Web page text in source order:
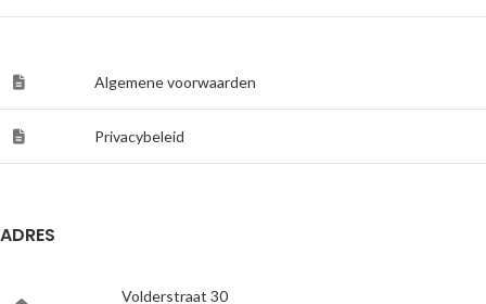
Algemene voorwaarden
Privacybeleid
ADRES
Volderstraat 30